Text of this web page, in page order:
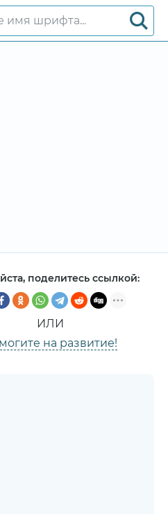
поделитесь ссылкой:
ИЛИ
на развитие!